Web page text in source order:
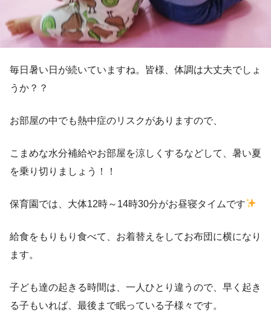
毎日暑い日が続いていますね。皆様、体調は大丈夫でしょ
うか？？
お部屋の中でも熱中症のリスクがありますので、
こまめな水分補給やお部屋を涼しくするなどして、暑い夏
を乗り切りましょう！！
保育園では、大体12時～14時30分がお昼寝タイムです
給食をもりもり食べて、お着替えをしてお布団に横になり
ます。
子ども達の起きる時間は、一人ひとり違うので、早く起き
る子もいれば、最後まで眠っている子様々です。